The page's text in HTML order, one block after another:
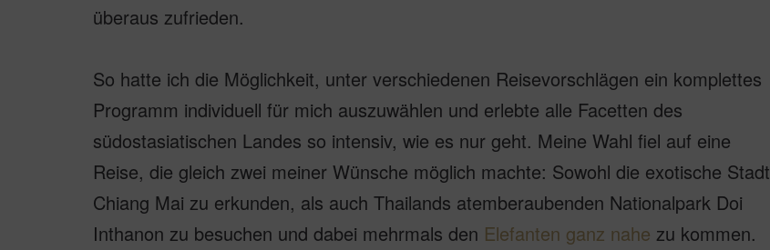
überaus zufrieden.
So hatte ich die Möglichkeit, unter verschiedenen Reisevorschlägen ein komplettes
Programm individuell für mich auszuwählen und erlebte alle Facetten des
südostasiatischen Landes so intensiv, wie es nur geht. Meine Wahl fiel auf eine
Reise, die gleich zwei meiner Wünsche möglich machte: Sowohl die exotische Stadt
Chiang Mai zu erkunden, als auch Thailands atemberaubenden Nationalpark Doi
Inthanon zu besuchen und dabei mehrmals den Elefanten ganz nahe zu kommen.